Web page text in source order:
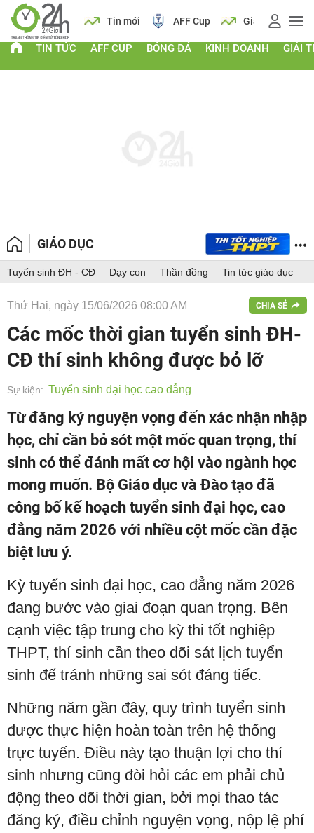
Lịch Tin mới AFF Cup Giá vàng
TIN TỨC AFF CUP BÓNG ĐÁ KINH DOANH GIẢI
GIÁO DỤC
Tuyển sinh ĐH - CĐ Dạy con Thần đồng Tin tức giáo dục
Thứ Hai, ngày 15/06/2026 08:00 AM CHIA SẺ
Các mốc thời gian tuyển sinh ĐH-
CĐ thí sinh không được bỏ lỡ
Sự kiện: Tuyển sinh đại học cao đẳng
Từ đăng ký nguyện vọng đến xác nhận nhập
học, chỉ cần bỏ sót một mốc quan trọng, thí
sinh có thể đánh mất cơ hội vào ngành học
mong muốn. Bộ Giáo dục và Đào tạo đã
công bố kế hoạch tuyển sinh đại học, cao
đẳng năm 2026 với nhiều cột mốc cần đặc
biệt lưu ý.
Kỳ tuyển sinh đại học, cao đẳng năm 2026
đang bước vào giai đoạn quan trọng. Bên
cạnh việc tập trung cho kỳ thi tốt nghiệp
THPT, thí sinh cần theo dõi sát lịch tuyển
sinh để tránh những sai sót đáng tiếc.
Những năm gần đây, quy trình tuyển sinh
được thực hiện hoàn toàn trên hệ thống
trực tuyến. Điều này tạo thuận lợi cho thí
sinh nhưng cũng đòi hỏi các em phải chủ
động theo dõi thời gian, bởi mọi thao tác
đăng ký, điều chỉnh nguyện vọng, nộp lệ phí